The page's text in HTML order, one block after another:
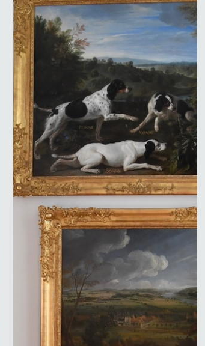
Musée-de-la-chasse-Fondation-Sommer-
fabrication-de-cadres-sculptés ©
François Poche